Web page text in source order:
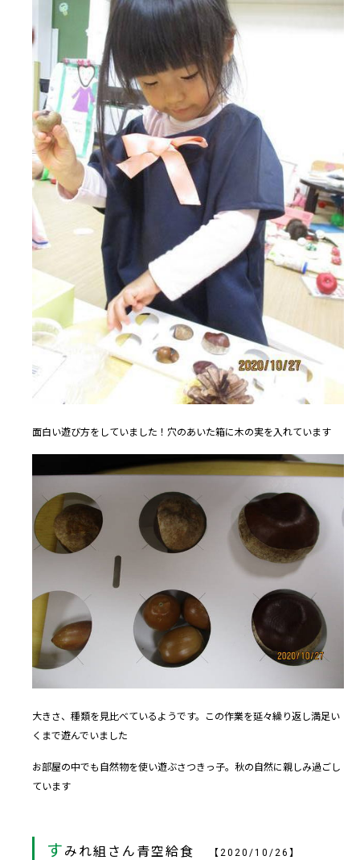
面白い遊び方をしていました！穴のあいた箱に木の実を入れています
大きさ、種類を見比べているようです。この作業を延々繰り返し満足い
くまで遊んでいました
お部屋の中でも自然物を使い遊ぶさつきっ子。秋の自然に親しみ過ごし
ています
す みれ組さん青空給食 【2020/10/26】